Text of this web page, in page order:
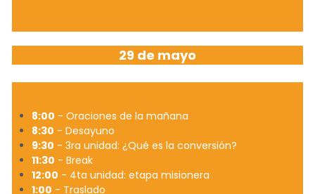
29 de mayo
8:00 - Oraciones de la mañana
8:30 - Desayuno
9:30 - 3ra unidad: ¿Qué es la conversión?
11:30 - Break
12:00 - 4ta unidad: etapa misionera
1:00 - Traslado